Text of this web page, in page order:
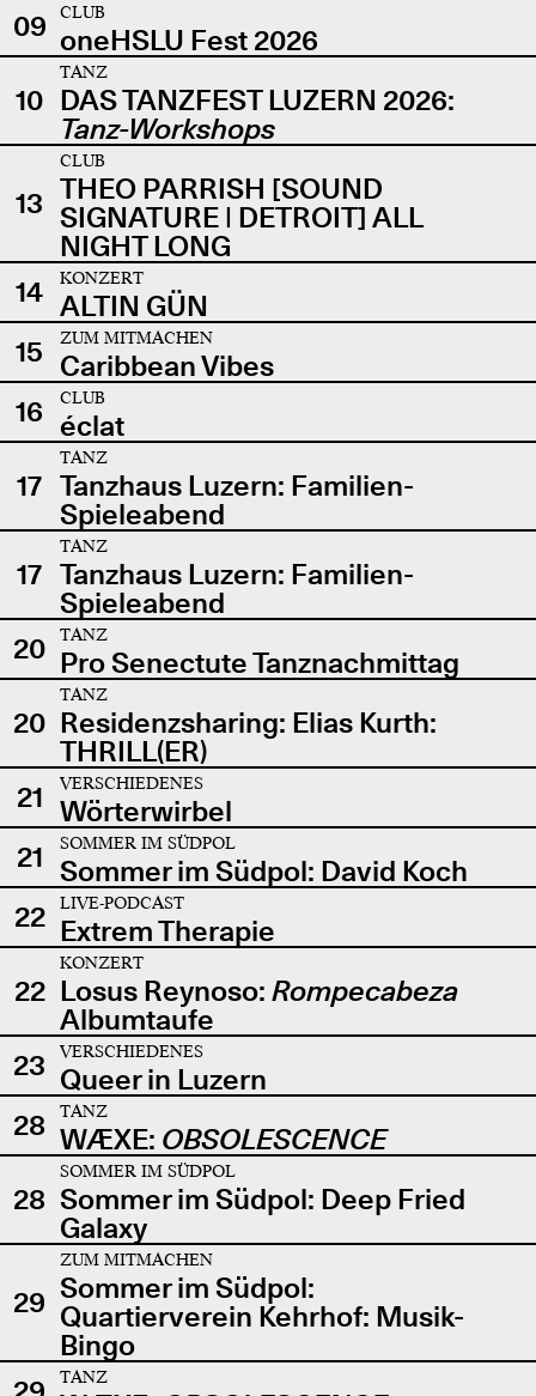
09
CLUB
oneHSLU Fest 2026
10
TANZ
DAS TANZFEST LUZERN 2026:
Tanz-Workshops
13
CLUB
THEO PARRISH [SOUND
SIGNATURE | DETROIT] ALL
NIGHT LONG
14
KONZERT
ALTIN GÜN
15
ZUM MITMACHEN
Caribbean Vibes
16
CLUB
éclat
17
TANZ
Tanzhaus Luzern: Familien-
Spieleabend
17
TANZ
Tanzhaus Luzern: Familien-
Spieleabend
20
TANZ
Pro Senectute Tanznachmittag
20
TANZ
Residenzsharing: Elias Kurth:
THRILL(ER)
21
VERSCHIEDENES
Wörterwirbel
21
SOMMER IM SÜDPOL
Sommer im Südpol: David Koch
22
LIVE-PODCAST
Extrem Therapie
22
KONZERT
Losus Reynoso: Rompecabeza
Albumtaufe
23
VERSCHIEDENES
Queer in Luzern
28
TANZ
WÆXE: OBSOLESCENCE
28
SOMMER IM SÜDPOL
Sommer im Südpol: Deep Fried
Galaxy
29
ZUM MITMACHEN
Sommer im Südpol:
Quartierverein Kehrhof: Musik-
Bingo
TANZ